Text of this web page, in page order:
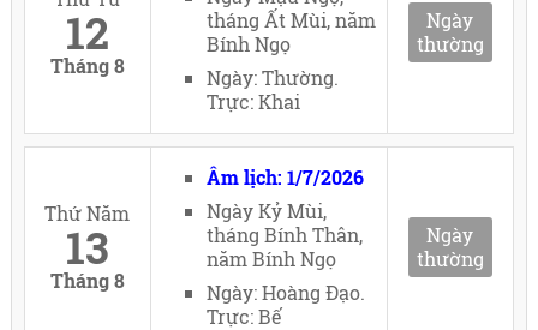
12
Tháng 8
tháng Ất Mùi, năm
Bính Ngọ
Ngày: Thường.
Trực: Khai
Ngày
thường
Thứ Năm
13
Tháng 8
Âm lịch: 1/7/2026
Ngày Kỷ Mùi,
tháng Bính Thân,
năm Bính Ngọ
Ngày: Hoàng Đạo.
Trực: Bế
Ngày
thường